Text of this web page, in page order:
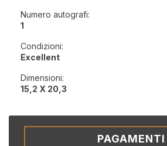
Numero autografi:
1
Condizioni:
Excellent
Dimensioni:
15,2 X 20,3
PAGAMENTI